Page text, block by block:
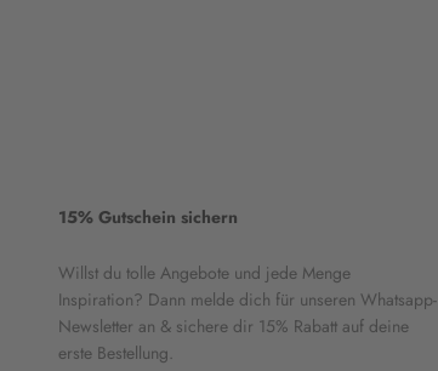
15% Gutschein sichern
Willst du tolle Angebote und jede Menge
Inspiration? Dann melde dich für unseren Whatsapp-
Newsletter an & sichere dir 15% Rabatt auf deine
erste Bestellung.